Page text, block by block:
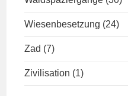
Wiesenbesetzung (24)
Zad (7)
Zivilisation (1)